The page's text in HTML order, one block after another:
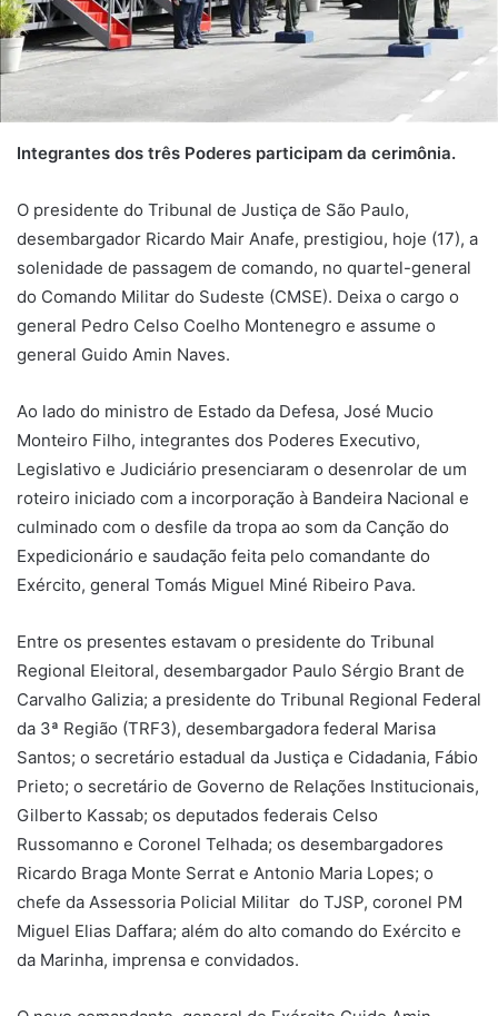
Integrantes dos três Poderes participam da cerimônia.
O presidente do Tribunal de Justiça de São Paulo,
desembargador Ricardo Mair Anafe, prestigiou, hoje (17), a
solenidade de passagem de comando, no quartel-general
do Comando Militar do Sudeste (CMSE). Deixa o cargo o
general Pedro Celso Coelho Montenegro e assume o
general Guido Amin Naves.
Ao lado do ministro de Estado da Defesa, José Mucio
Monteiro Filho, integrantes dos Poderes Executivo,
Legislativo e Judiciário presenciaram o desenrolar de um
roteiro iniciado com a incorporação à Bandeira Nacional e
culminado com o desfile da tropa ao som da Canção do
Expedicionário e saudação feita pelo comandante do
Exército, general Tomás Miguel Miné Ribeiro Pava.
Entre os presentes estavam o presidente do Tribunal
Regional Eleitoral, desembargador Paulo Sérgio Brant de
Carvalho Galizia; a presidente do Tribunal Regional Federal
da 3ª Região (TRF3), desembargadora federal Marisa
Santos; o secretário estadual da Justiça e Cidadania, Fábio
Prieto; o secretário de Governo de Relações Institucionais,
Gilberto Kassab; os deputados federais Celso
Russomanno e Coronel Telhada; os desembargadores
Ricardo Braga Monte Serrat e Antonio Maria Lopes; o
chefe da Assessoria Policial Militar do TJSP, coronel PM
Miguel Elias Daffara; além do alto comando do Exército e
da Marinha, imprensa e convidados.